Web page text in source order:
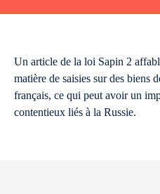
Un article de la loi Sapin 2
matière de saisies sur des biens
français, ce qui peut avoir un
contentieux liés à la Russie.